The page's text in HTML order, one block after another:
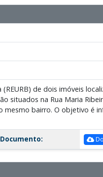
de dois imóveis
situados na Rua Maria
mesmo bairro. O objetivo
Documento: